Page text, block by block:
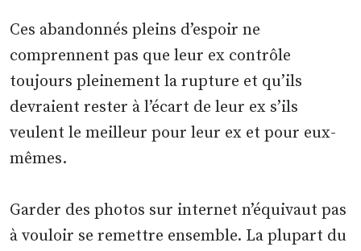
Ces abandonnés pleins d’espoir ne
comprennent pas que leur ex contrôle
toujours pleinement la rupture et qu’ils
devraient rester à l’écart de leur ex s’ils
veulent le meilleur pour leur ex et pour eux-
mêmes.
Garder des photos sur internet n’équivaut pas
à vouloir se remettre ensemble. La plupart du